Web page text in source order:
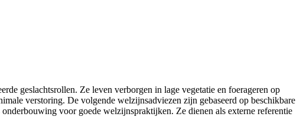
geslachtsrollen. Ze leven verborgen in lage vegetatie en foerageren op
verstoring. De volgende welzijnsadviezen zijn gebaseerd op beschikbare
voor goede welzijnspraktijken. Ze dienen als externe referentie